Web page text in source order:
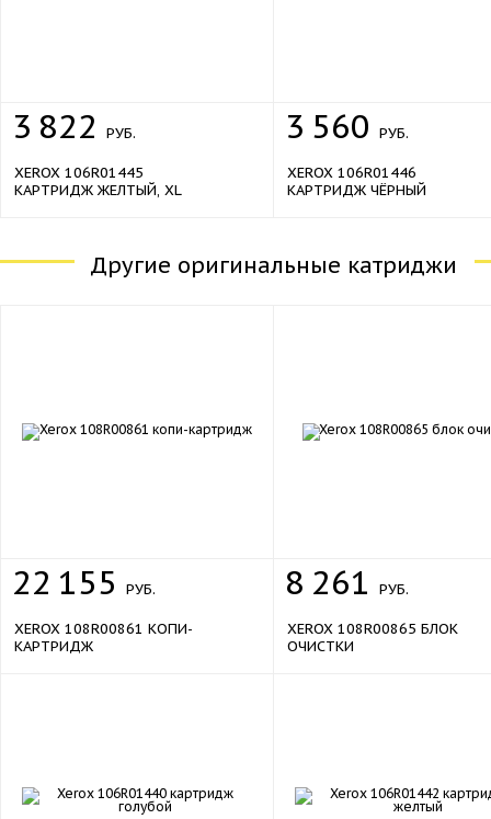
3 822 РУБ.
XEROX 106R01445
КАРТРИДЖ ЖЕЛТЫЙ, XL
3 560 РУБ.
XEROX 106R01446
КАРТРИДЖ ЧЁРНЫЙ
Другие оригинальные катриджи
22 155 РУБ.
XEROX 108R00861 КОПИ-
КАРТРИДЖ
8 261 РУБ.
XEROX 108R00865 БЛОК
ОЧИСТКИ